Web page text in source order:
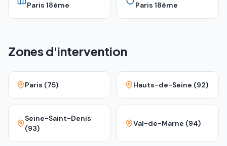
Paris 18ème
Paris 18ème
Zones d'intervention
Paris (75) Hauts-de-Seine (92)
Seine-Saint-Denis
(93)
Val-de-Marne (94)